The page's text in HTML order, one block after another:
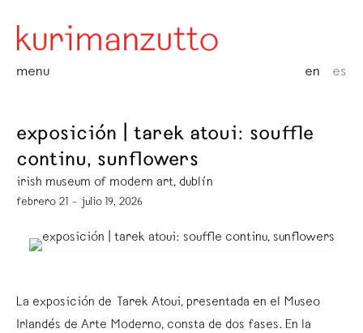
menu en es
exposición | tarek atoui: souffle
continu, sunflowers
irish museum of modern art, dublín
febrero 21 – julio 19, 2026
La exposición de Tarek Atoui, presentada en el Museo
Irlandés de Arte Moderno, consta de dos fases. En la